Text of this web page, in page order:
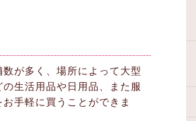
が多く、場所によって大型
生活用品や日用品、また服
手軽に買うことができま